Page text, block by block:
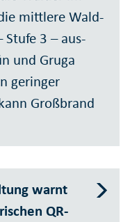
mittlere Wald­
Stufe 3 – aus­
und Gruga
geringer
Groß­brand
warnt
QR-